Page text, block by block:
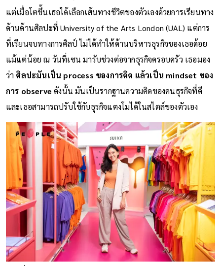
แต่เมื่อโตขึ้นเธอได้เลือกเส้นทางชีวิตของตัวเองด้วยการเรียนทาง
ด้านด้านศิลปะที่ University of the Arts London (UAL) แต่การ
ที่เรียนจบทางการศิลป์ ไม่ได้ทำให้ด้านบริหารธุรกิจของเธอด้อย
แม้แต่น้อย ณ วันที่เซน มารับช่วงต่อจากธุรกิจครอบครัว เธอมอง
ว่า ศิลปะมันเป็น process ของการคิด แล้วเป็น mindset ของ
การ observe ดังนั้น มันเป็นรากฐานความคิดของคนธุรกิจที่ดี
และเธอสามารถปรับใช้กับธุรกิจแตงโมได้ในสไตล์ของตัวเอง